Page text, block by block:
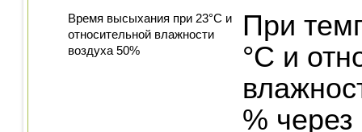
Время высыхания при 23°С и
относительной влажности
воздуха 50%
При
°C и
%